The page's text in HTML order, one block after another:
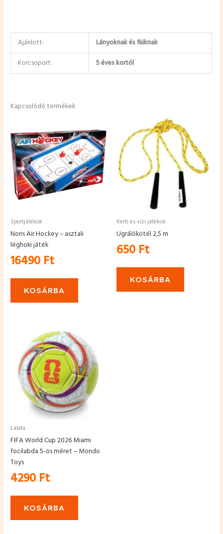
Ajánlott:
Lányoknak és fiúknak
Korcsoport:
5 éves kortól
Kapcsolódó termékek
Sportjátékok
Noris Air Hockey – asztali
léghoki játék
16490 Ft
KOSÁRBA
Kerti és vízi játékok
Ugrálókötél 2,5 m
650 Ft
KOSÁRBA
Labda
FIFA World Cup 2026 Miami
focilabda 5-ös méret – Mondo
Toys
4290 Ft
KOSÁRBA